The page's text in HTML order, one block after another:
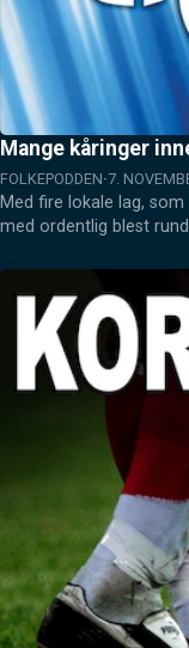
Mange kåringer
FOLKEPODDEN 7.
Med fire lokale lag,
med ordentlig blest